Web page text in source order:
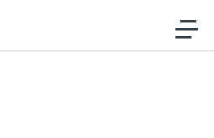
al contenido